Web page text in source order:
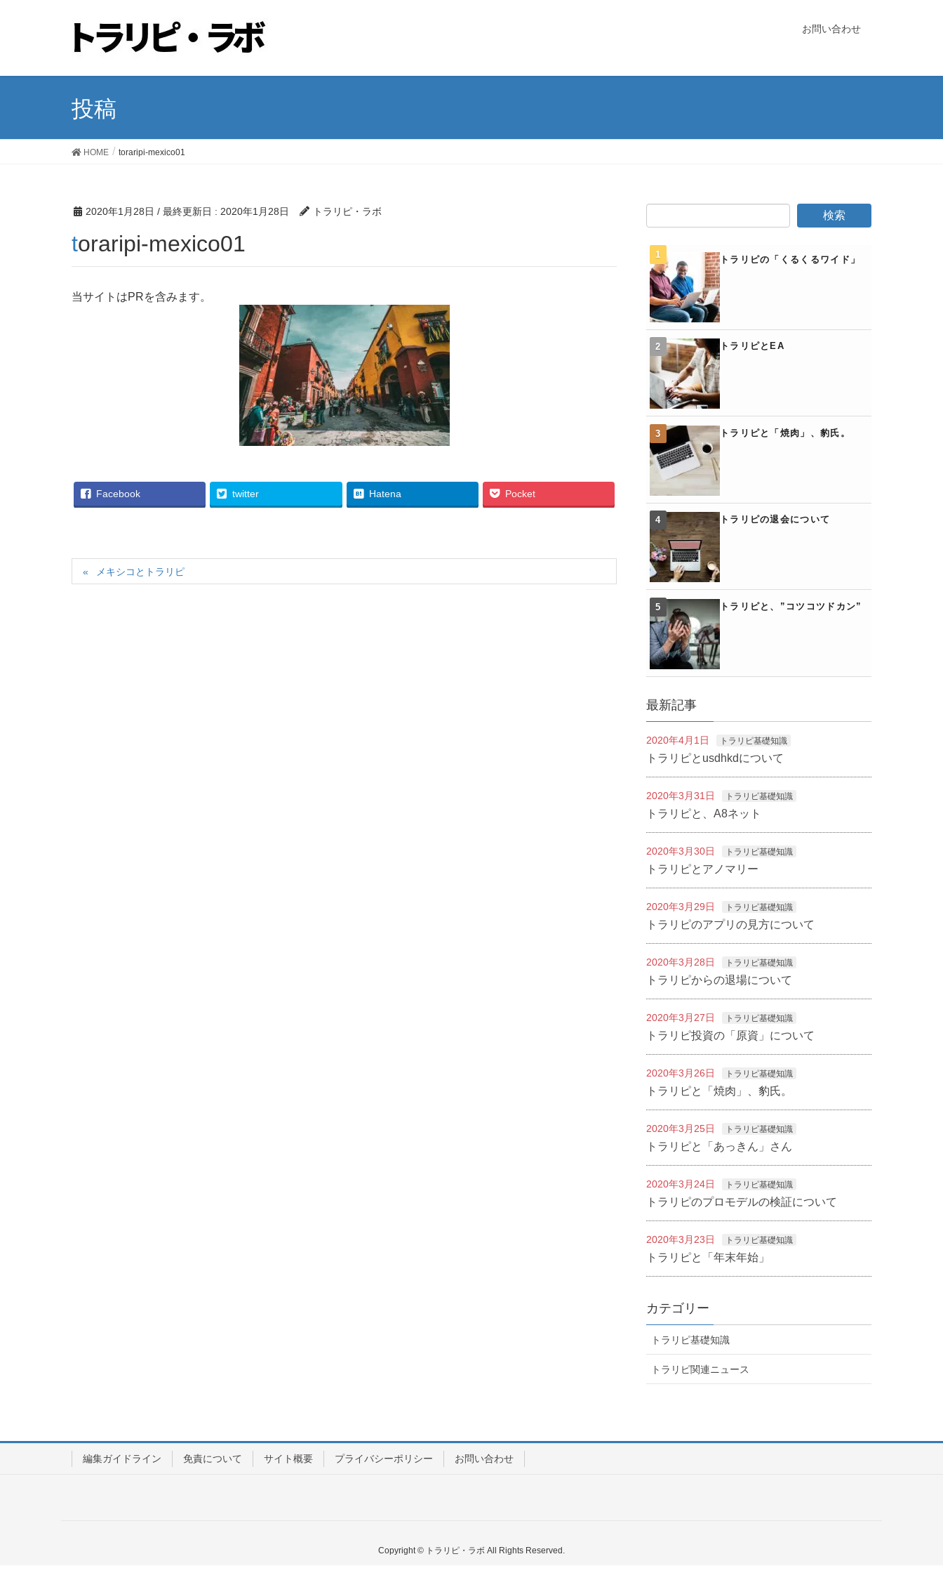
お問い合わせ
投稿
HOME toraripi-mexico01
2020年1月28日 / 最終更新日 : 2020年1月28日 トラリピ・ラボ
toraripi-mexico01
当サイトはPRを含みます。
Facebook twitter Hatena Pocket
メキシコとトラリピ
トラリピの「くるくるワイド」
トラリピとEA
トラリピと「焼肉」、豹氏。
トラリピの退会について
トラリピと、”コツコツドカン”
最新記事
2020年4月1日 トラリピ基礎知識
トラリピとusdhkdについて
2020年3月31日 トラリピ基礎知識
トラリピと、A8ネット
2020年3月30日 トラリピ基礎知識
トラリピとアノマリー
2020年3月29日 トラリピ基礎知識
トラリピのアプリの見方について
2020年3月28日 トラリピ基礎知識
トラリピからの退場について
2020年3月27日 トラリピ基礎知識
トラリピ投資の「原資」について
2020年3月26日 トラリピ基礎知識
トラリピと「焼肉」、豹氏。
2020年3月25日 トラリピ基礎知識
トラリピと「あっきん」さん
2020年3月24日 トラリピ基礎知識
トラリピのプロモデルの検証について
2020年3月23日 トラリピ基礎知識
トラリピと「年末年始」
カテゴリー
トラリピ基礎知識
トラリピ関連ニュース
編集ガイドライン 免責について サイト概要 プライバシーポリシー お問い合わせ
Copyright © トラリピ・ラボ All Rights Reserved.